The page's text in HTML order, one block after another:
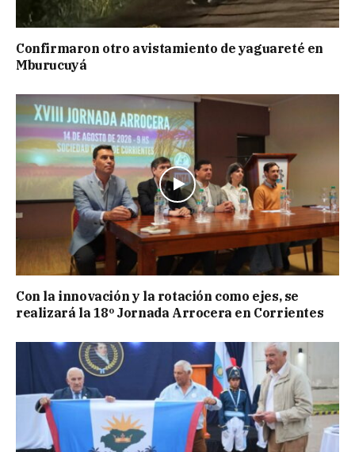
Confirmaron otro avistamiento de yaguareté en
Mburucuyá
Con la innovación y la rotación como ejes, se
realizará la 18º Jornada Arrocera en Corrientes